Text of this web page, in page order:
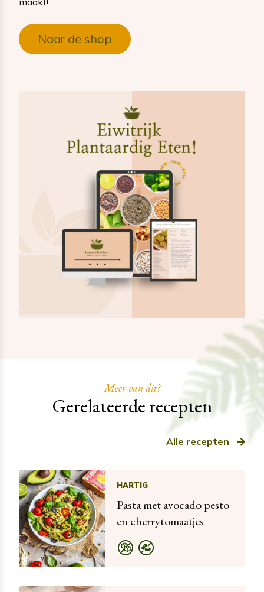
Naar de shop
Meer van dit?
Gerelateerde recepten
Alle recepten
HARTIG
Pasta met avocado pesto
en cherrytomaatjes